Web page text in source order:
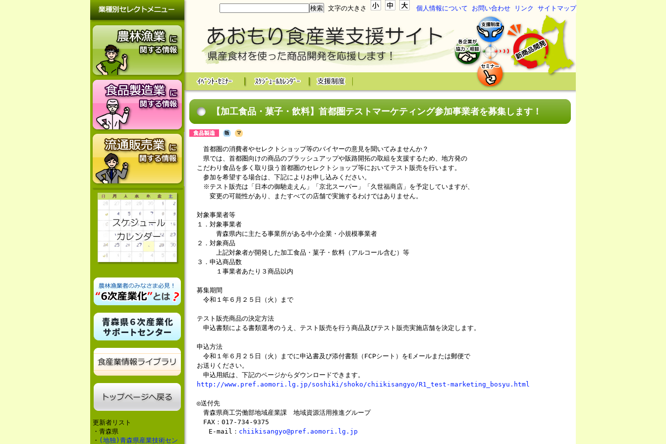
更新者リスト
・青森県
・ (地独)青森県産業技術セン
文字の大きさ 個人情報について お問い合わせ リンク サイトマップ
【加工食品・菓子・飲料】首都圏テストマーケティング参加事業者を募集します！
首都圏の消費者やセレクトショップ等のバイヤーの意見を聞いてみませんか？
県では、首都圏向けの商品のブラッシュアップや販路開拓の取組を支援するため、地方発の
こだわり食品を多く取り扱う首都圏のセレクトショップ等においてテスト販売を行います。
参加を希望する場合は、下記によりお申し込みください。
※テスト販売は「日本の御馳走えん」「京北スーパー」「久世福商店」を予定していますが、
変更の可能性があり、またすべての店舗で実施するわけではありません。
対象事業者等
１．対象事業者
青森県内に主たる事業所がある中小企業・小規模事業者
２．対象商品
上記対象者が開発した加工食品・菓子・飲料（アルコール含む）等
３．申込商品数
１事業者あたり３商品以内
募集期間
令和１年６月２５日（火）まで
テスト販売商品の決定方法
申込書類による書類選考のうえ、テスト販売を行う商品及びテスト販売実施店舗を決定します。
申込方法
令和１年６月２５日（火）までに申込書及び添付書類（FCPシート）をEメールまたは郵便で
お送りください。
申込用紙は、下記のページからダウンロードできます。
http://www.pref.aomori.lg.jp/soshiki/shoko/chiikisangyo/R1_test-marketing_bosyu.html
◎送付先
青森県商工労働部地域産業課 地域資源活用推進グループ
FAX：017-734-9375
E-mail： chiikisangyo@pref.aomori.lg.jp